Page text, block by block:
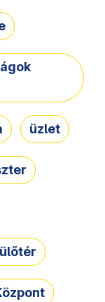
üzlet